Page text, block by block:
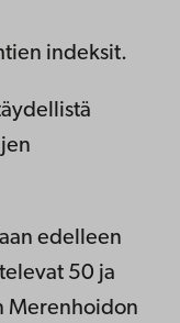
indeksit.
edelleen
50 ja
Merenhoidon